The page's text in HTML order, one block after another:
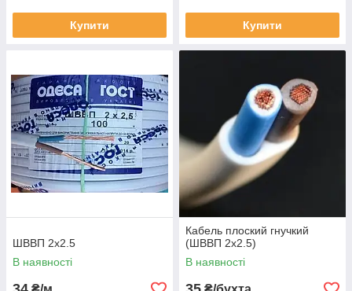
Купити Купити
ШВВП 2х2.5
В наявності
Кабель плоский гнучкий
(ШВВП 2х2.5)
В наявності